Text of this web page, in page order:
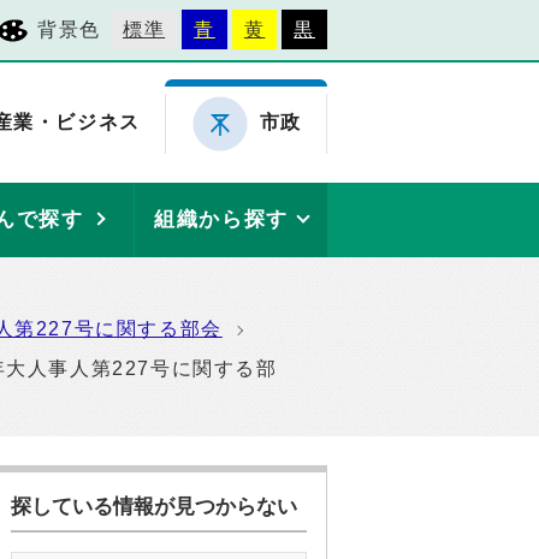
背景色 標準 青 黄 黒
業・ビジネス 市政
で探す 組織から探す
第227号に関する部会
人事人第227号に関する部
探している情報が見つからない